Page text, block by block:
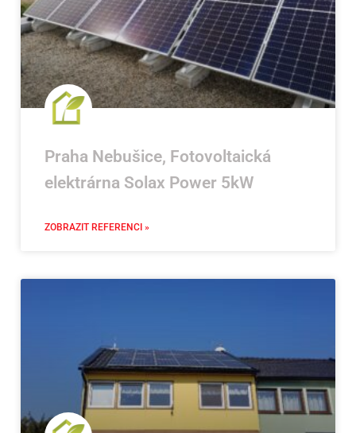
Praha Nebušice, Fotovoltaická
elektrárna Solax Power 5kW
ZOBRAZIT REFERENCI »